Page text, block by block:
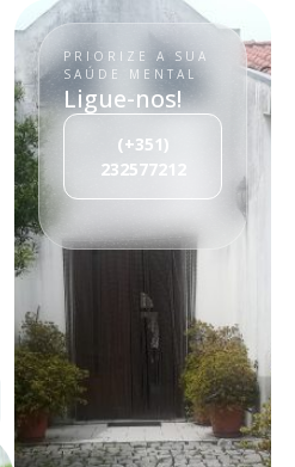
PRIORIZE A SUA
SAÚDE MENTAL
Ligue-nos!
(+351)
232577212